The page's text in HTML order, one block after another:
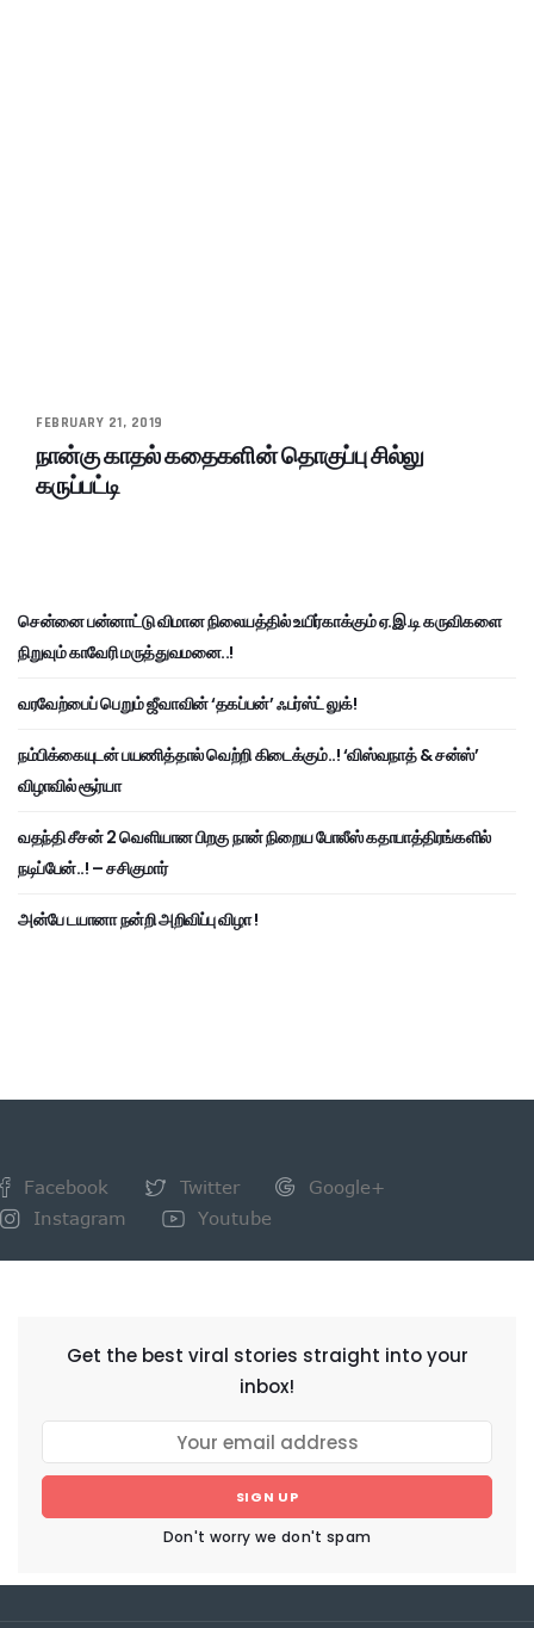
FEBRUARY 21, 2019
நான்கு காதல் கதைகளின் தொகுப்பு சில்லு
கருப்பட்டி
சென்னை பன்னாட்டு விமான நிலையத்தில் உயிர்காக்கும் ஏ.இ.டி கருவிகளை
நிறுவும் காவேரி மருத்துவமனை..!
வரவேற்பைப் பெறும் ஜீவாவின் ‘தகப்பன்’ ஃபர்ஸ்ட் லுக்!
நம்பிக்கையுடன் பயணித்தால் வெற்றி கிடைக்கும்..! ‘விஸ்வநாத் & சன்ஸ்’
விழாவில் சூர்யா
வதந்தி சீசன் 2 வெளியான பிறகு நான் நிறைய போலீஸ் கதாபாத்திரங்களில்
நடிப்பேன்..! – சசிகுமார்
அன்பே டயானா நன்றி அறிவிப்பு விழா !
Facebook Twitter
Google+
Instagram
Youtube
Get the best viral stories straight into your
inbox!
SIGN UP
Don't worry we don't spam